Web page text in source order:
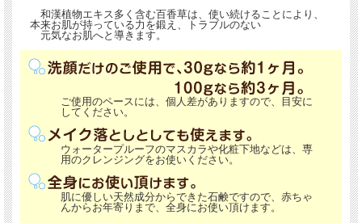
和漢植物エキス多く含む百香草は、使い続けることにより、
本来お肌が持っている力を鍛え、トラブルのない
元気なお肌へと導きます。
ご使用のペースには、個人差がありますので、目安に
してください。
ウォータープルーフのマスカラや化粧下地などは、専
用のクレンジングをお使いください。
肌に優しい天然成分からできた石鹸ですので、赤ちゃ
んからお年寄りまで、全身にお使い頂けます。